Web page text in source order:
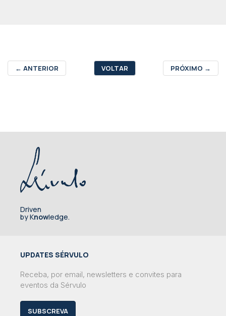
← ANTERIOR VOLTAR PRÓXIMO →
Driven
by Knowledge.
UPDATES SÉRVULO
Receba, por email, newsletters e convites para
eventos da Sérvulo
SUBSCREVA